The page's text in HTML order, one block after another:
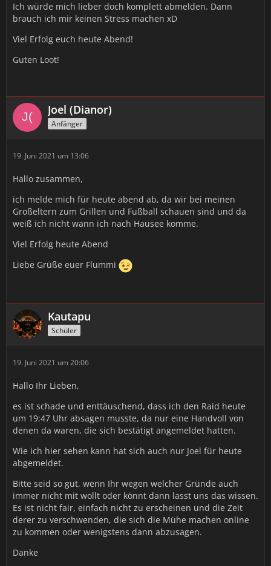
Ich würde mich lieber doch komplett abmelden. Dann
brauch ich mir keinen Stress machen xD
Viel Erfolg euch heute Abend!
Guten Loot!
Joel (Dianor)
Anfänger
19. Juni 2021 um 13:06
Hallo zusammen,
ich melde mich für heute abend ab, da wir bei meinen
Großeltern zum Grillen und Fußball schauen sind und da
weiß ich nicht wann ich nach Hausee komme.
Viel Erfolg heute Abend
Liebe Grüße euer Flummi
Kautapu
Schüler
19. Juni 2021 um 20:06
Hallo Ihr Lieben,
es ist schade und enttäuschend, dass ich den Raid heute
um 19:47 Uhr absagen musste, da nur eine Handvoll von
denen da waren, die sich bestätigt angemeldet hatten.
Wie ich hier sehen kann hat sich auch nur Joel für heute
abgemeldet.
Bitte seid so gut, wenn Ihr wegen welcher Gründe auch
immer nicht mit wollt oder könnt dann lasst uns das wissen.
Es ist nicht fair, einfach nicht zu erscheinen und die Zeit
derer zu verschwenden, die sich die Mühe machen online
zu kommen oder wenigstens dann abzusagen.
Danke